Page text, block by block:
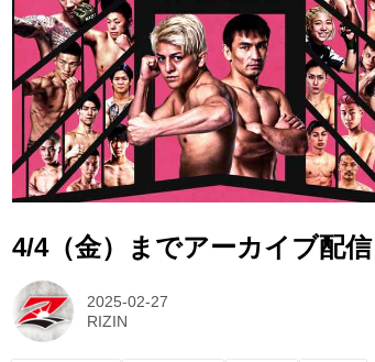
4/4（金）までアーカイブ配
2025-02-27
RIZIN